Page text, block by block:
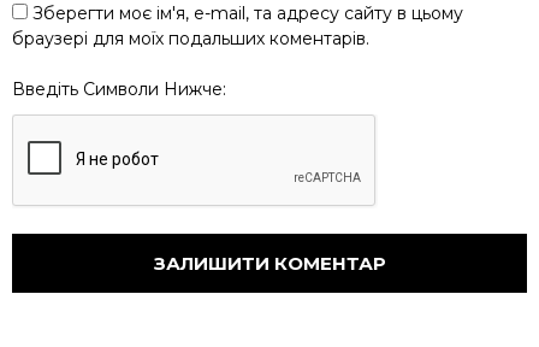
Зберегти моє ім'я, e-mail, та адресу сайту в цьому
браузері для моїх подальших коментарів.
Введіть Символи Нижче: